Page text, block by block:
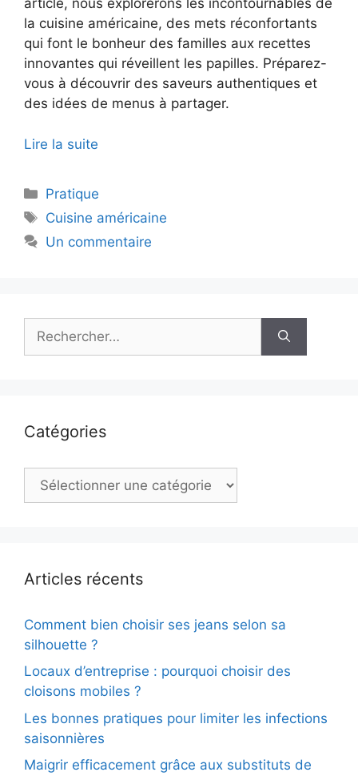
article, nous explorerons les incontournables de
la cuisine américaine, des mets réconfortants
qui font le bonheur des familles aux recettes
innovantes qui réveillent les papilles. Préparez-
vous à découvrir des saveurs authentiques et
des idées de menus à partager.
Lire la suite
Catégories
Pratique
Étiquettes
Cuisine américaine
Un commentaire
Catégories
Catégories
Articles récents
Comment bien choisir ses jeans selon sa
silhouette ?
Locaux d’entreprise : pourquoi choisir des
cloisons mobiles ?
Les bonnes pratiques pour limiter les infections
saisonnières
Maigrir efficacement grâce aux substituts de